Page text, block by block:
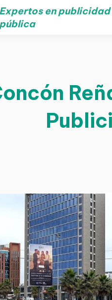
Expertos en
pública